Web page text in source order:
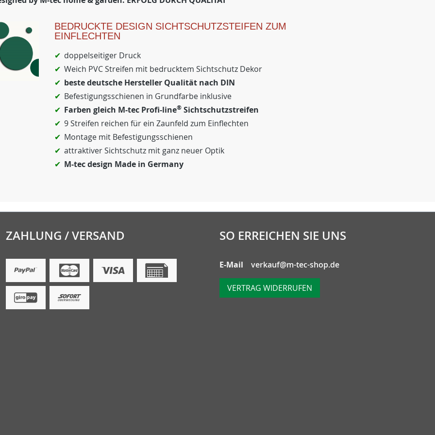
BEDRUCKTE DESIGN SICHTSCHUTZSTEIFEN ZUM
EINFLECHTEN
doppelseitiger Druck
Weich PVC Streifen mit bedrucktem Sichtschutz Dekor
beste deutsche Hersteller Qualität nach DIN
Befestigungsschienen in Grundfarbe inklusive
Farben gleich M-tec Profi-line® Sichtschutzstreifen
9 Streifen reichen für ein Zaunfeld zum Einflechten
Montage mit Befestigungsschienen
attraktiver Sichtschutz mit ganz neuer Optik
M-tec design Made in Germany
ZAHLUNG / VERSAND SO ERREICHEN SIE UNS
E-Mail verkauf@m-tec-shop.de
VERTRAG WIDERRUFEN